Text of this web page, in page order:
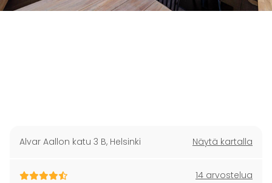
Alvar Aallon katu 3 B, Helsinki Näytä kartalla
14 arvostelua